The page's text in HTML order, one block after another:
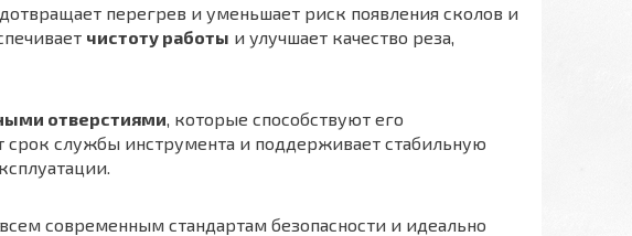
перегрев и уменьшает риск появления сколов и
чистоту работы и улучшает качество реза,
отверстиями, которые способствуют его
службы инструмента и поддерживает стабильную
современным стандартам безопасности и идеально